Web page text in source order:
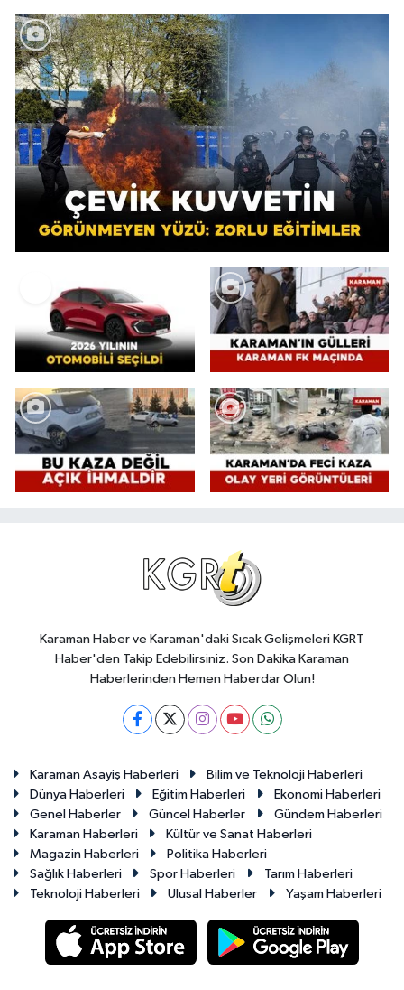
Karaman Haber ve Karaman'daki Sıcak Gelişmeleri KGRT
Haber'den Takip Edebilirsiniz. Son Dakika Karaman
Haberlerinden Hemen Haberdar Olun!
Karaman Asayiş Haberleri
Bilim ve Teknoloji Haberleri
Dünya Haberleri
Eğitim Haberleri
Ekonomi Haberleri
Genel Haberler
Güncel Haberler
Gündem Haberleri
Karaman Haberleri
Kültür ve Sanat Haberleri
Magazin Haberleri
Politika Haberleri
Sağlık Haberleri
Spor Haberleri
Tarım Haberleri
Teknoloji Haberleri
Ulusal Haberler Yaşam Haberleri